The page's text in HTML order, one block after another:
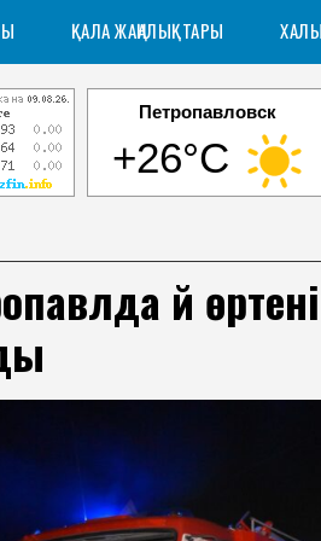
ҚАЛА ЖАҢАЛЫҚТАРЫ
Петропавловск
+26°C
үй